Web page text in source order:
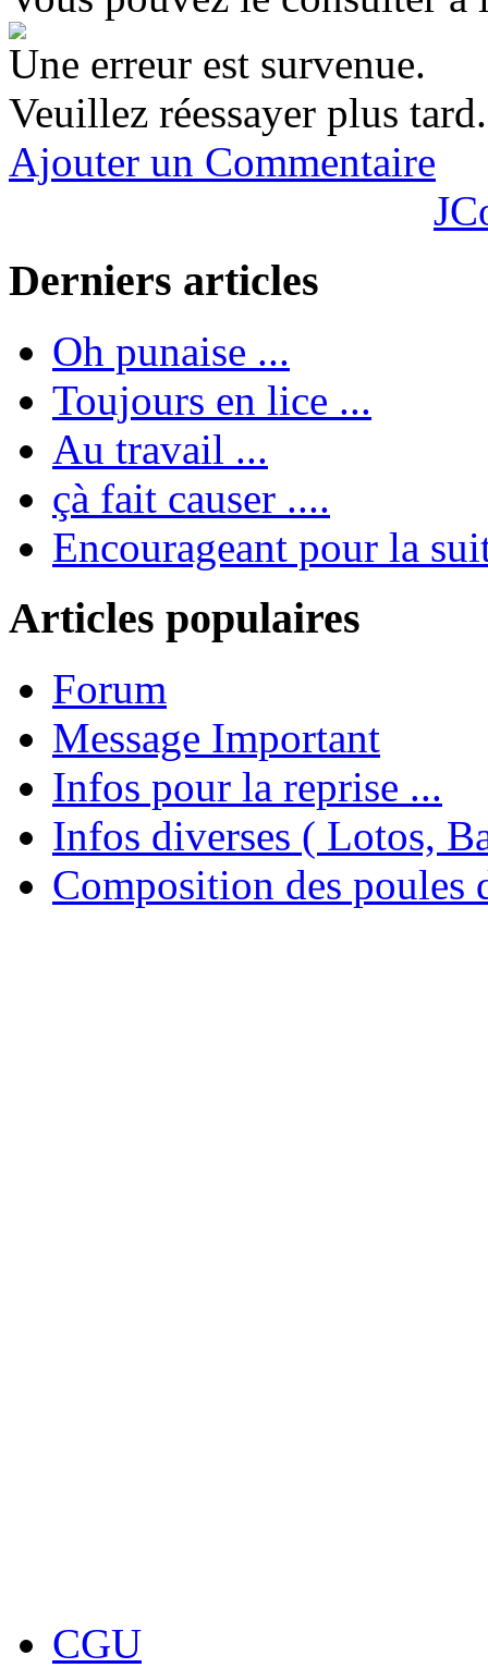
Une erreur est survenue.
Veuillez réessayer plus tard.
Ajouter un Commentaire
Derniers articles
Oh punaise ...
Toujours en lice ...
Au travail ...
çà fait causer ....
Encourageant pour la
Articles populaires
Forum
Message Important
Infos pour la reprise ...
Infos diverses ( Lotos,
Composition des poules
CGU